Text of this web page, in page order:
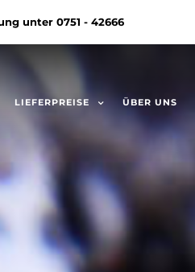
unter 0751 - 42666
LIEFERPREISE ÜBER UNS